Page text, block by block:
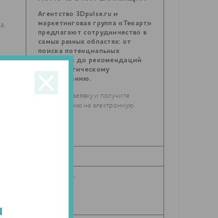
Агентство 3Dpulse.ru и
маркетинговая группа «Текарт»
предлагают сотрудничество в
самых разных областях: от
поиска потенциальных
партнеров до рекомендаций
по стратегическому
планированию.
Отправьте заявку и получите
консультацию на электронную